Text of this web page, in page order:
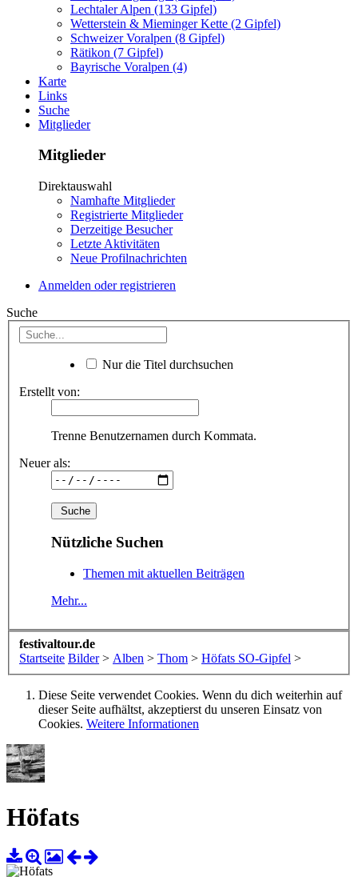
Lechtaler Alpen (133 Gipfel)
Wetterstein & Mieminger Kette (2 Gipfel)
Schweizer Voralpen (8 Gipfel)
Rätikon (7 Gipfel)
Bayrische Voralpen (4)
Karte
Links
Suche
Mitglieder
Mitglieder
Direktauswahl
Namhafte Mitglieder
Registrierte Mitglieder
Derzeitige Besucher
Letzte Aktivitäten
Neue Profilnachrichten
Anmelden oder registrieren
Suche
Nur die Titel durchsuchen
Erstellt von:
Trenne Benutzernamen durch Kommata.
Neuer als:
Nützliche Suchen
Themen mit aktuellen Beiträgen
Mehr...
festivaltour.de
Startseite Bilder > Alben > Thom > Höfats SO-Gipfel >
Diese Seite verwendet Cookies. Wenn du dich weiterhin auf
dieser Seite aufhältst, akzeptierst du unseren Einsatz von
Cookies. Weitere Informationen
Höfats